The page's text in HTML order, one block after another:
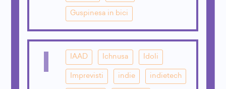
Guspinesa in bici
I IAAD Ichnusa Idoli
Imprevisti indie indietech